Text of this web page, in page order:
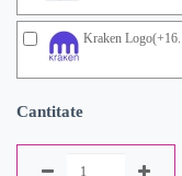
Kraken
Cantitate